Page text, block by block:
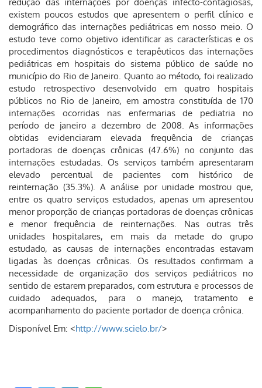
existem poucos estudos que apresentem o perfil clínico e
demográfico das internações pediátricas em nosso meio. O
estudo teve como objetivo identificar as características e os
procedimentos diagnósticos e terapêuticos das internações
pediátricas em hospitais do sistema público de saúde no
município do Rio de Janeiro. Quanto ao método, foi realizado
estudo retrospectivo desenvolvido em quatro hospitais
públicos no Rio de Janeiro, em amostra constituída de 170
internações ocorridas nas enfermarias de pediatria no
período de janeiro a dezembro de 2008. As informações
obtidas evidenciaram elevada frequência de crianças
portadoras de doenças crônicas (47.6%) no conjunto das
internações estudadas. Os serviços também apresentaram
elevado percentual de pacientes com histórico de
reinternação (35.3%). A análise por unidade mostrou que,
entre os quatro serviços estudados, apenas um apresentou
menor proporção de crianças portadoras de doenças crônicas
e menor frequência de reinternações. Nas outras três
unidades hospitalares, em mais da metade do grupo
estudado, as causas de internações encontradas estavam
ligadas às doenças crônicas. Os resultados confirmam a
necessidade de organização dos serviços pediátricos no
sentido de estarem preparados, com estrutura e processos de
cuidado adequados, para o manejo, tratamento e
acompanhamento do paciente portador de doença crônica.
Disponível Em: <http://www.scielo.br/>